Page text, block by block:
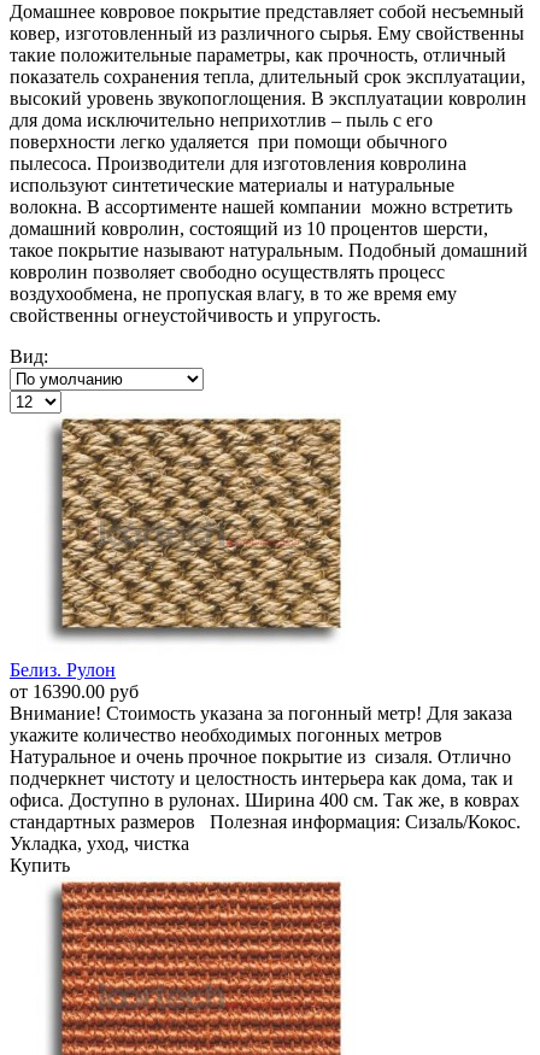
Домашнее ковровое покрытие представляет собой несъемный
ковер, изготовленный из различного сырья. Ему свойственны
такие положительные параметры, как прочность, отличный
показатель сохранения тепла, длительный срок эксплуатации,
высокий уровень звукопоглощения. В эксплуатации ковролин
для дома исключительно неприхотлив – пыль с его
поверхности легко удаляется при помощи обычного
пылесоса. Производители для изготовления ковролина
используют синтетические материалы и натуральные
волокна. В ассортименте нашей компании можно встретить
домашний ковролин, состоящий из 10 процентов шерсти,
такое покрытие называют натуральным. Подобный домашний
ковролин позволяет свободно осуществлять процесс
воздухообмена, не пропуская влагу, в то же время ему
свойственны огнеустойчивость и упругость.
Вид:
Белиз. Рулон
от 16390.00 руб
Внимание! Стоимость указана за погонный метр! Для заказа
укажите количество необходимых погонных метров
Натуральное и очень прочное покрытие из сизаля. Отлично
подчеркнет чистоту и целостность интерьера как дома, так и
офиса. Доступно в рулонах. Ширина 400 см. Так же, в коврах
стандартных размеров Полезная информация: Сизаль/Кокос.
Укладка, уход, чистка
Купить